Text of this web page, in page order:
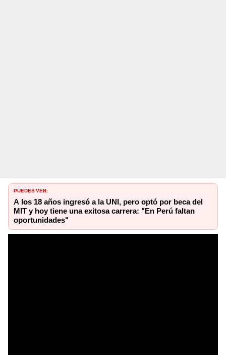
PUEDES VER:
A los 18 años ingresó a la UNI, pero optó por beca del
MIT y hoy tiene una exitosa carrera: "En Perú faltan
oportunidades"